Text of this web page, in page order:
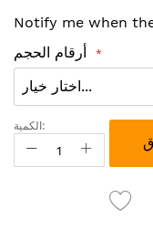
Notify me when
أرقام الحجم
الكمية: